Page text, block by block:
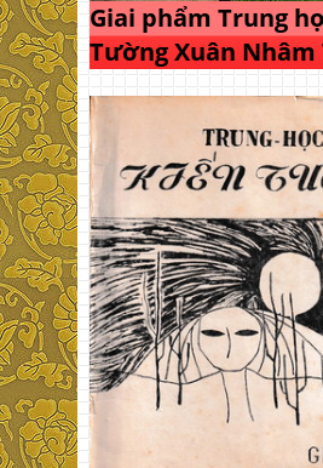
Giai phẩm Trung
Tường Xuân Nhâm